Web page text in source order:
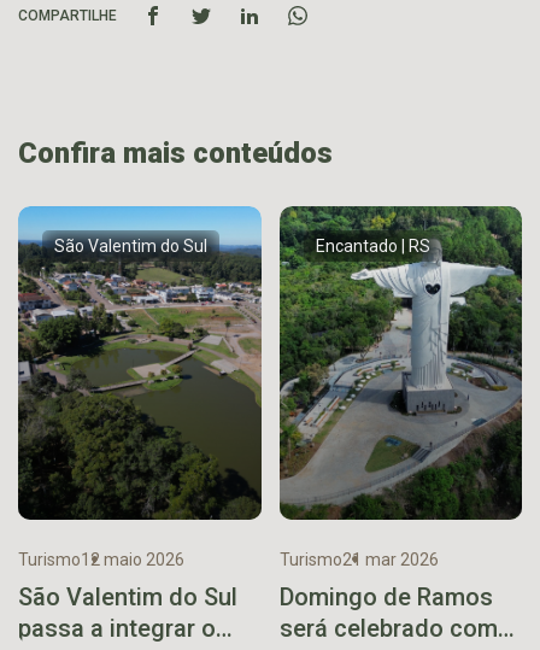
COMPARTILHE
Confira mais conteúdos
São Valentim do Sul
Turismo12 maio 2026
São Valentim do Sul
passa a integrar o
Encantado | RS
Turismo21 mar 2026
Domingo de Ramos
será celebrado com